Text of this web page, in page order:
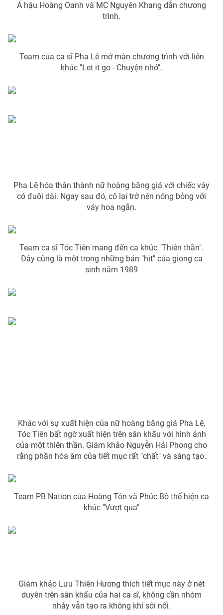
Thị trường 24h Tấm lòng Việt
VTV4
VTV9
THỜI BÁO VTV
Theo dõi báo trên
Cơ quan chủ quản:Đài Truyền hình Việt Nam
Thời báo VTV
cấp ngày 29/12/2023
Phó Tổng Biên tập:
® Cấm sao chép dưới mọi hình thức nếu không có sự chấp
thuận bằng văn bản. Ghi rõ nguồn VTV.vn khi phát hành lại
Á hậu Hoàng Oanh và MC Nguyên Khang dẫn chương
trình.
Team của ca sĩ Pha Lê mở màn chương trình với liên
khúc "Let it go - Chuyện nhỏ".
Pha Lê hóa thân thành nữ hoàng băng giá với chiếc váy
có đuôi dài. Ngay sau đó, cô lại trở nên nóng bỏng với
váy hoa ngắn.
Team ca sĩ Tóc Tiên mang đến ca khúc "Thiên thần".
Đây cũng là một trong những bản "hit" của giọng ca
sinh năm 1989
Khác với sự xuất hiện của nữ hoàng băng giá Pha Lê,
Tóc Tiên bất ngờ xuất hiện trên sân khấu với hình ảnh
của một thiên thần. Giám khảo Nguyễn Hải Phong cho
rằng phần hòa âm của tiết mục rất "chất" và sáng tạo.
Team PB Nation của Hoàng Tôn và Phúc Bồ thể hiện ca
khúc "Vượt qua"
Giám khảo Lưu Thiên Hương thích tiết mục này ở nét
duyên trên sân khấu của hai ca sĩ, không cần nhóm
nhảy vẫn tạo ra không khí sôi nổi.